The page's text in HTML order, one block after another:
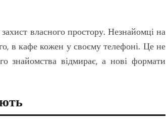
власного простору. Незнайомці на
в кафе кожен у своєму телефоні. Це не
знайомства відмирає, а нові формати